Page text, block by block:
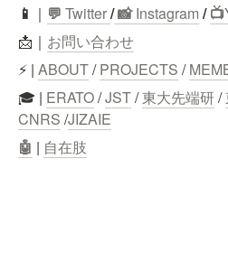
📱 ｜ 💬 Twitter/ 📸 Instagram / 📺
📩｜ お問い合わせ
⚡ | ABOUT / PROJECTS /
🎓 | ERATO / JST / 東大先端研 /
CNRS /JIZAIE
🤖 | 自在肢